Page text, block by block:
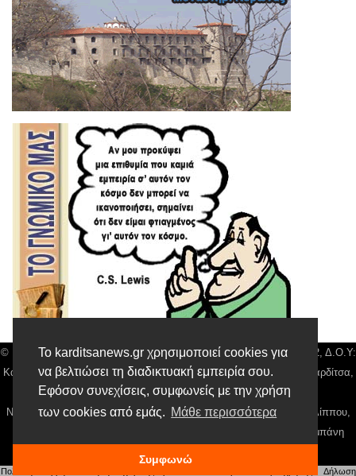
Το karditsanews.gr χρησιμοποιεί cookies για
να βελτιώσει τη διαδικτυακή εμπειρία σου.
Εφόσον συνεχίσεις, συμφωνείς με την χρήση
των cookies από εμάς. Μάθε περισσότερα
Συμφωνώ
© Karditsa News | Διακριτικός Τίτλος: Orion Media, ΑΦΜ: 043750542, Δ.Ο.Υ:
Καρδίτσας, Αρ. Γεμή: 018804431000, Δ/νση: Διάκου 10 τ.κ 43132 Καρδίτσα,
Τηλ: 24410 42500, email:news@karditsanews.gr.
Νόμιμος Εκπρόσωπος, Ιδιοκτήτης και Διαχειριστής: Παναγιώτης Φιλίππου,
Διευθύντρια: Γιαννουσά Βασιλική, Διευθύντιρα Σύνταξης: Μπαλαμπάνη
Πολιτική απορρήτου Δήλωση